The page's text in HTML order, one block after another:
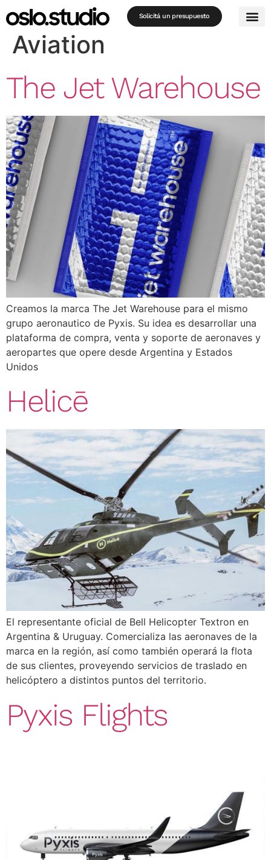
Solicitá un presupuesto
Portfolio Category:
Aviation
The Jet Warehouse
Creamos la marca The Jet Warehouse para el mismo
grupo aeronautico de Pyxis. Su idea es desarrollar una
plataforma de compra, venta y soporte de aeronaves y
aeropartes que opere desde Argentina y Estados
Unidos
Helicē
El representante oficial de Bell Helicopter Textron en
Argentina & Uruguay. Comercializa las aeronaves de la
marca en la región, así como también operará la flota
de sus clientes, proveyendo servicios de traslado en
helicóptero a distintos puntos del territorio.
Pyxis Flights